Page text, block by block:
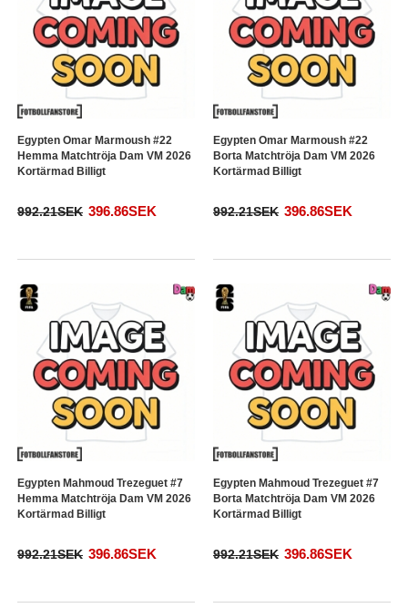
Egypten Omar Marmoush #22
Hemma Matchtröja Dam VM 2026
Kortärmad Billigt
992.21SEK 396.86SEK
Egypten Omar Marmoush #22
Borta Matchtröja Dam VM 2026
Kortärmad Billigt
992.21SEK 396.86SEK
Egypten Mahmoud Trezeguet #7
Hemma Matchtröja Dam VM 2026
Kortärmad Billigt
992.21SEK 396.86SEK
Egypten Mahmoud Trezeguet #7
Borta Matchtröja Dam VM 2026
Kortärmad Billigt
992.21SEK 396.86SEK